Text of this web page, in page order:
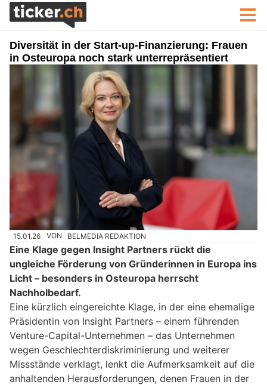
Diversität in der Start-up-Finanzierung: Frauen
in Osteuropa noch stark unterrepräsentiert
15.01.26 VON BELMEDIA REDAKTION
Eine Klage gegen Insight Partners rückt die
ungleiche Förderung von Gründerinnen in Europa ins
Licht – besonders in Osteuropa herrscht
Nachholbedarf.
Eine kürzlich eingereichte Klage, in der eine ehemalige
Präsidentin von Insight Partners – einem führenden
Venture-Capital-Unternehmen – das Unternehmen
wegen Geschlechterdiskriminierung und weiterer
Missstände verklagt, lenkt die Aufmerksamkeit auf die
anhaltenden Herausforderungen, denen Frauen in der